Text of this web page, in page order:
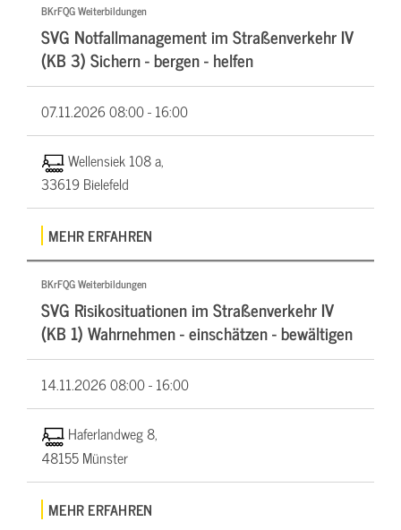
BKrFQG Weiterbildungen
SVG Notfallmanagement im Straßenverkehr IV
(KB 3) Sichern - bergen - helfen
07.11.202608:00 - 16:00
Wellensiek 108 a,
33619 Bielefeld
MEHR ERFAHREN
BKrFQG Weiterbildungen
SVG Risikosituationen im Straßenverkehr IV
(KB 1) Wahrnehmen - einschätzen - bewältigen
14.11.202608:00 - 16:00
Haferlandweg 8,
48155 Münster
MEHR ERFAHREN